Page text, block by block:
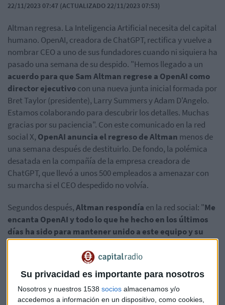
Su privacidad es importante para nosotros
Nosotros y nuestros 1538 socios almacenamos y/o
accedemos a información en un dispositivo, como cookies,
22/11/2023 07:47 (ACTUALIZADO 22/11/2023 07:53)
Altman regresa. La Inteligencia Artificial necesita del capital
humano. OpenAI, creadora de ChatGPT, rectifica y vuelve a
nombrar CEO a uno de sus fundadores cuando ni siquiera ha
pasado una semana de su despido. "Hemos llegado a un
acuerdo para que Sam Altman regrese a OpenAI como
director ejecutivocon una nueva junta inicial formada por
Bret Taylor (presidente), Larry Summers y Adam D'Angelo.
Estamos colaborando para descubrir los detalles. Muchas
gracias por su paciencia". Con este comunicado en la red
social X, OpenAI anuncia el regreso de Altman menos de
una semana después de destituirlo. De fondo, la polémica
desatada en la compañía de la empresa creadora de
ChatGPT, que llevó a unos 500 empleados a amenazar con
su marcha si el CEO despedido no volvía.
Segundos después,Altman respondía en la red social: "Me
encanta OpenAI y todo lo que he hecho en los últimos
días ha sido para mantener unido a este equipo y su
misión. Cuando decidí unirme a MSFT el domingo por la
tarde, estaba claro que ese era el mejor camino para mí y el
espero volver a OpenAI y aprovechar nuestra sólida
asociación con Microsoft.